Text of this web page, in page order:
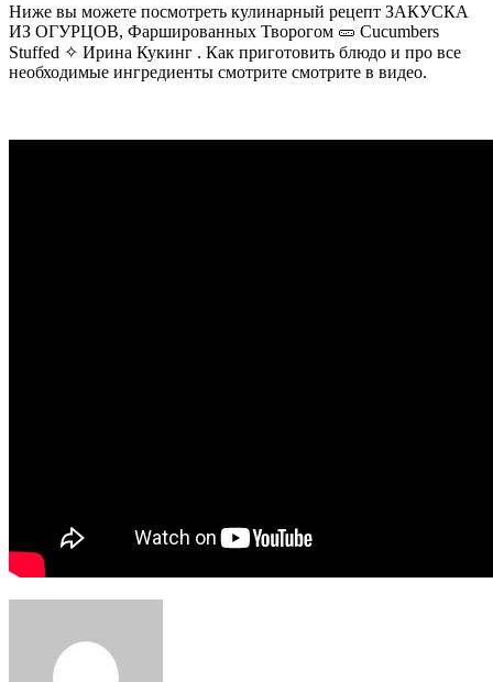
Ниже вы можете посмотреть кулинарный рецепт ЗАКУСКА
ИЗ ОГУРЦОВ, Фаршированных Творогом 🥒 Cucumbers
Stuffed ✧ Ирина Кукинг . Как приготовить блюдо и про все
необходимые ингредиенты смотрите смотрите в видео.